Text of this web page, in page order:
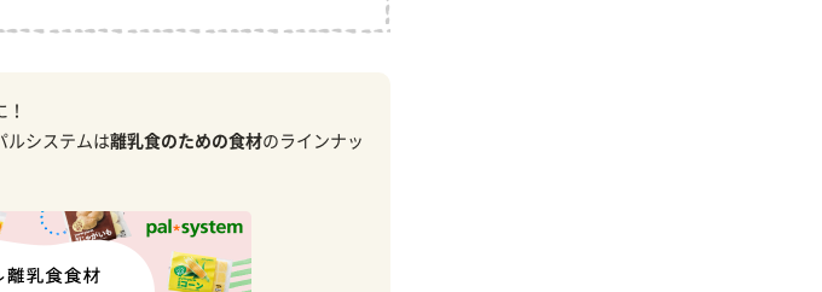
ルシステムは離乳食のための食材のラインナッ